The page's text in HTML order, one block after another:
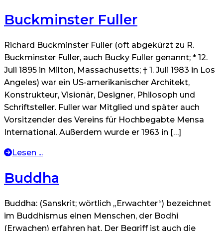
Buckminster Fuller
Richard Buckminster Fuller (oft abgekürzt zu R.
Buckminster Fuller, auch Bucky Fuller genannt; * 12.
Juli 1895 in Milton, Massachusetts; † 1. Juli 1983 in Los
Angeles) war ein US-amerikanischer Architekt,
Konstrukteur, Visionär, Designer, Philosoph und
Schriftsteller. Fuller war Mitglied und später auch
Vorsitzender des Vereins für Hochbegabte Mensa
International. Außerdem wurde er 1963 in […]
Lesen ...
Buddha
Buddha: (Sanskrit; wörtlich „Erwachter“) bezeichnet
im Buddhismus einen Menschen, der Bodhi
(Erwachen) erfahren hat. Der Begriff ist auch die